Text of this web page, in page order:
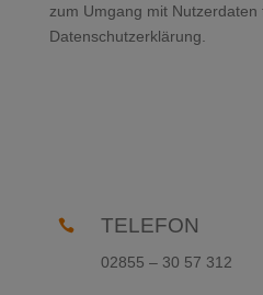
zum Umgang mit
Datenschutzerklärung.
 TELEFON
02855 – 30 57 312
Dies schließt sich in